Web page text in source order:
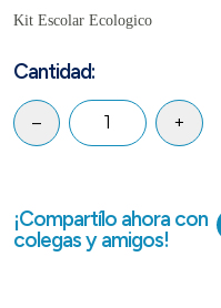
Kit Escolar Ecologico
Cantidad:
– +
¡Compartílo ahora con
colegas y amigos!